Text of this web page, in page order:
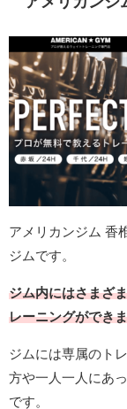
アメリカンジム 香
ジムです。
ジム内にはさまざ
レーニングができ
ジムには専属のト
方や一人一人にあ
です。